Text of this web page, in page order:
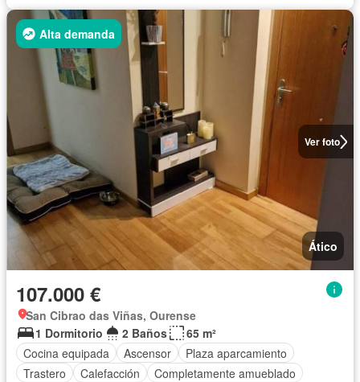
Ver foto
Alta demanda
Ático
107.000 €
San Cibrao das Viñas, Ourense
1 Dormitorio
2 Baños
65 m²
Cocina equipada
Ascensor
Plaza aparcamiento
Trastero
Calefacción Completamente amueblado